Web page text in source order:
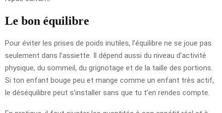
Le bon équilibre
Pour éviter les prises de poids inutiles, l’équilibre ne se joue pas
seulement dans l’assiette. Il dépend aussi du niveau d’activité
physique, du sommeil, du grignotage et de la taille des portions.
Si ton enfant bouge peu et mange comme un enfant très actif,
le déséquilibre peut s’installer sans que tu t’en rendes compte.